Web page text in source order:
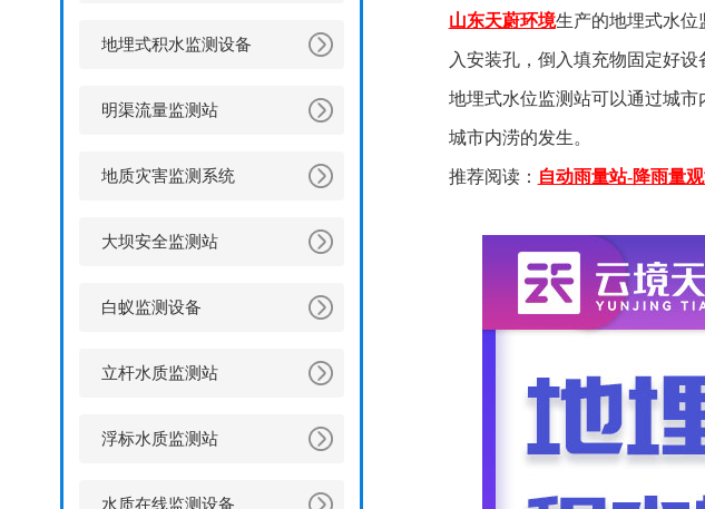
地埋式积水监测设备
明渠流量监测站
地质灾害监测系统
大坝安全监测站
白蚁监测设备
立杆水质监测站
浮标水质监测站
水质在线监测设备
山东天蔚环境生产的地埋式水位
入安装孔，倒入填充物固定好设
地埋式水位监测站可以通过城
城市内涝的发生。
推荐阅读： 自动雨量站-降雨量